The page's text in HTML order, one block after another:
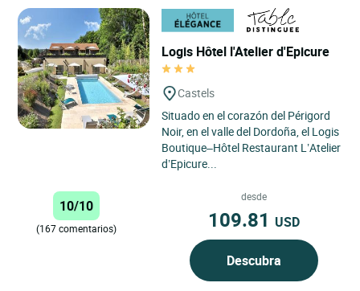
Logis Hôtel l'Atelier d'Epicure
Castels
Situado en el corazón del Périgord
Noir, en el valle del Dordoña, el Logis
Boutique–Hôtel Restaurant L’Atelier
d’Epicure...
10/10
(167 comentarios)
desde
109.81 USD
Descubra